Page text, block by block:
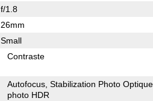
f/1.8
26mm
Small
Contraste
Autofocus Stabilization Photo Optique
photo HDR